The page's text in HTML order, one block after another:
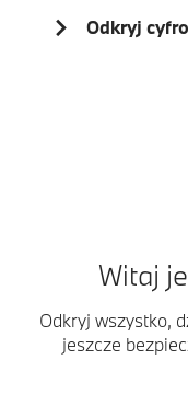
Odkryj
Witaj
Odkryj wszystko,
jeszcze